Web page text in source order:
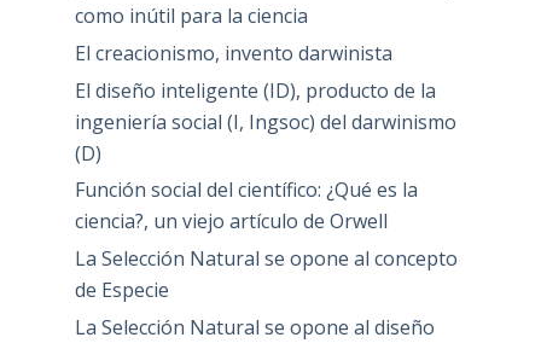
como inútil para la ciencia
El creacionismo, invento darwinista
El diseño inteligente (ID), producto de la
ingeniería social (I, Ingsoc) del darwinismo
(D)
Función social del científico: ¿Qué es la
ciencia?, un viejo artículo de Orwell
La Selección Natural se opone al concepto
de Especie
La Selección Natural se opone al diseño